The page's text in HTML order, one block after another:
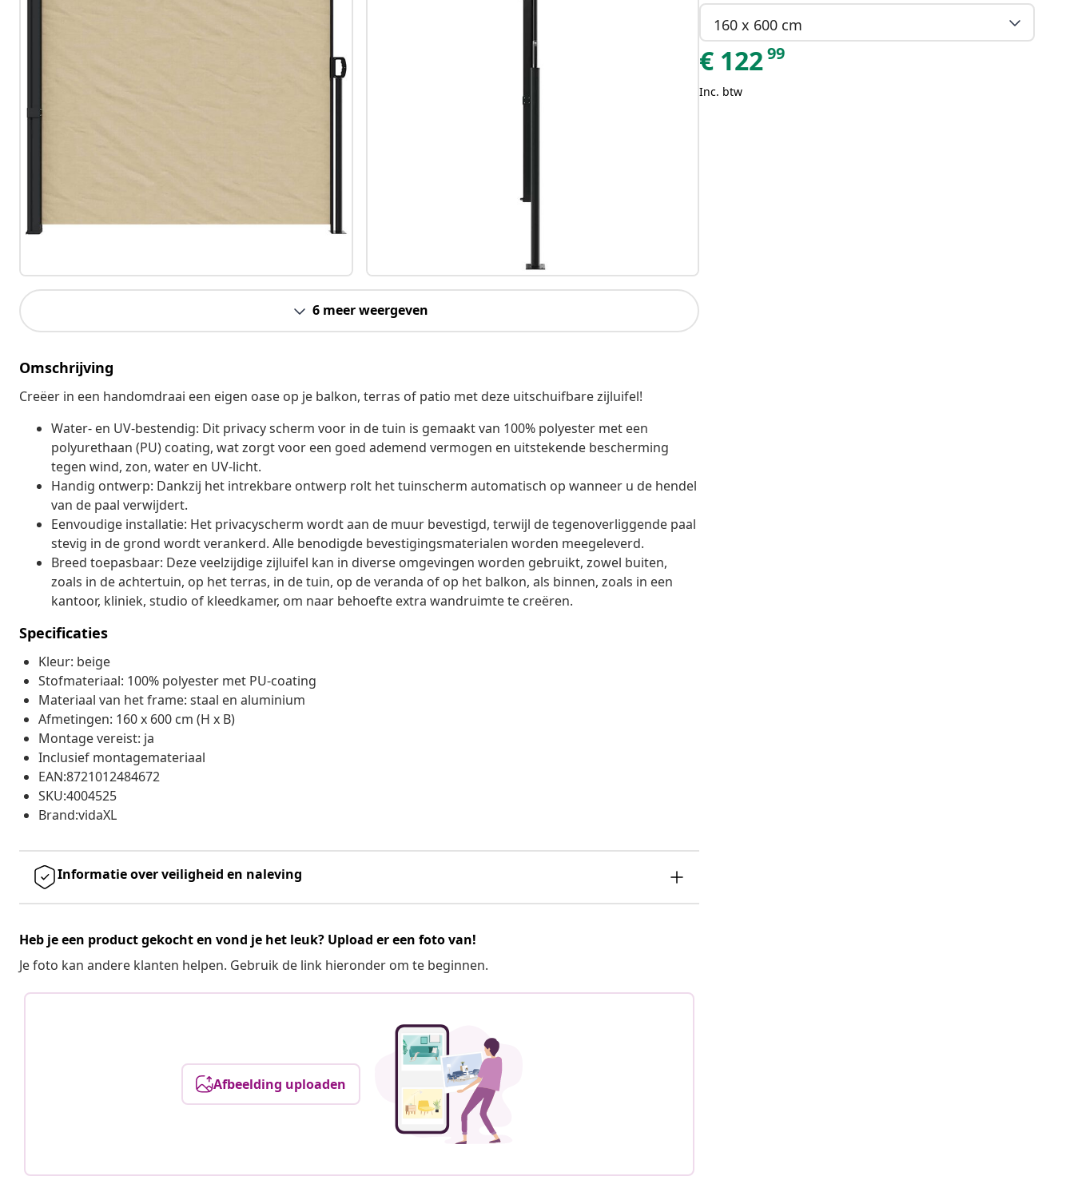
6 meer weergeven
Omschrijving
Creëer in een handomdraai een eigen oase op je balkon, terras of patio met deze uitschuifbare zijluifel!
Water- en UV-bestendig: Dit privacy scherm voor in de tuin is gemaakt van 100% polyester met een
polyurethaan (PU) coating, wat zorgt voor een goed ademend vermogen en uitstekende bescherming
tegen wind, zon, water en UV-licht.
Handig ontwerp: Dankzij het intrekbare ontwerp rolt het tuinscherm automatisch op wanneer u de hendel
van de paal verwijdert.
Eenvoudige installatie: Het privacyscherm wordt aan de muur bevestigd, terwijl de tegenoverliggende paal
stevig in de grond wordt verankerd. Alle benodigde bevestigingsmaterialen worden meegeleverd.
Breed toepasbaar: Deze veelzijdige zijluifel kan in diverse omgevingen worden gebruikt, zowel buiten,
zoals in de achtertuin, op het terras, in de tuin, op de veranda of op het balkon, als binnen, zoals in een
kantoor, kliniek, studio of kleedkamer, om naar behoefte extra wandruimte te creëren.
Specificaties
Kleur: beige
Stofmateriaal: 100% polyester met PU-coating
Materiaal van het frame: staal en aluminium
Afmetingen: 160 x 600 cm (H x B)
Montage vereist: ja
Inclusief montagemateriaal
EAN:8721012484672
SKU:4004525
Brand:vidaXL
Informatie over veiligheid en naleving
Heb je een product gekocht en vond je het leuk? Upload er een foto van!
Je foto kan andere klanten helpen. Gebruik de link hieronder om te beginnen.
Afbeelding uploaden
160 x 600 cm
€ 12299
Inc. btw